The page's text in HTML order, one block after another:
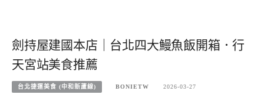
劍持屋建國本店｜台北四大鰻魚飯開箱．行
天宮站美食推薦
台北捷運美食 (中和新蘆線) BONIETW 2026-03-27